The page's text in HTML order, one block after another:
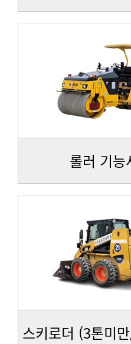
롤러 기능
스키로더 (3톤미